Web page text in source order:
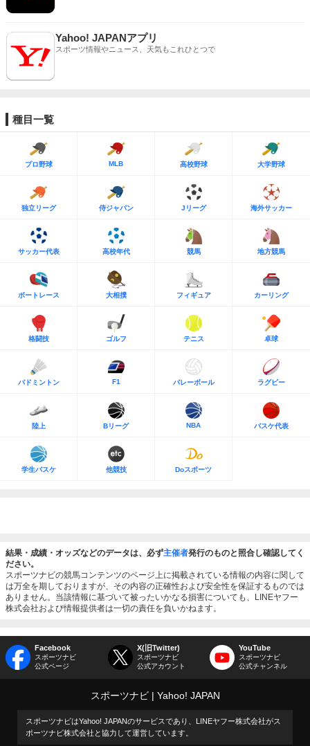
Yahoo! JAPANアプリ
スポーツ情報やニュース、天気もこれひとつで
種目一覧
プロ野球 MLB 高校野球 大学野球
独立リーグ 侍ジャパン Jリーグ 海外サッカー
サッカー代表 高校年代 競馬 地方競馬
ボートレース 大相撲 フィギュア カーリング
格闘技 ゴルフ テニス 卓球
バドミントン F1 バレーボール ラグビー
陸上 Bリーグ NBA バスケ代表
学生バスケ 他競技 Doスポーツ
結果・成績・オッズなどのデータは、必ず主催者発行のものと照合し確認してく
ださい。
スポーツナビの競馬コンテンツのページ上に掲載されている情報の内容に関して
は万全を期しておりますが、その内容の正確性および安全性を保証するものでは
ありません。当該情報に基づいて被ったいかなる損害についても、LINEヤフー
株式会社および情報提供者は一切の責任を負いかねます。
Facebook
スポーツナビ
公式ページ
X(旧Twitter)
スポーツナビ
公式アカウント
YouTube
スポーツナビ
公式チャンネル
スポーツナビ Yahoo! JAPAN
スポーツナビはYahoo! JAPANのサービスであり、LINEヤフー株式会社がス
ポーツナビ株式会社と協力して運営しています。